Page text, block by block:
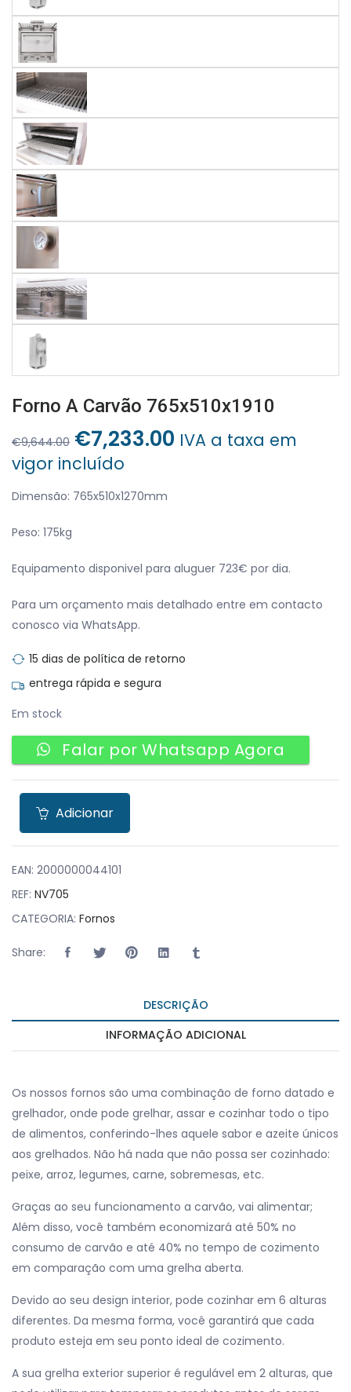
Forno A Carvão 765x510x1910
€9,644.00 O
preço
original
era:
€7,233.00 O
IVA a taxa em
vigor incluído
Dimensão: 765x510x1270mm
Peso: 175kg
Equipamento disponivel para aluguer 723€ por dia.
Para um orçamento mais detalhado entre em contacto
conosco via WhatsApp.
15 dias de política de retorno
entrega rápida e segura
Em stock
Falar por Whatsapp Agora
Adicionar
EAN: 2000000044101
REF: NV705
CATEGORIA: Fornos
Share:
DESCRIÇÃO
INFORMAÇÃO ADICIONAL
Os nossos fornos são uma combinação de forno datado e
grelhador, onde pode grelhar, assar e cozinhar todo o tipo
de alimentos, conferindo-lhes aquele sabor e azeite únicos
aos grelhados. Não há nada que não possa ser cozinhado:
peixe, arroz, legumes, carne, sobremesas, etc.
Graças ao seu funcionamento a carvão, vai alimentar;
Além disso, você também economizará até 50% no
consumo de carvão e até 40% no tempo de cozimento
em comparação com uma grelha aberta.
Devido ao seu design interior, pode cozinhar em 6 alturas
diferentes. Da mesma forma, você garantirá que cada
produto esteja em seu ponto ideal de cozimento.
A sua grelha exterior superior é regulável em 2 alturas, que